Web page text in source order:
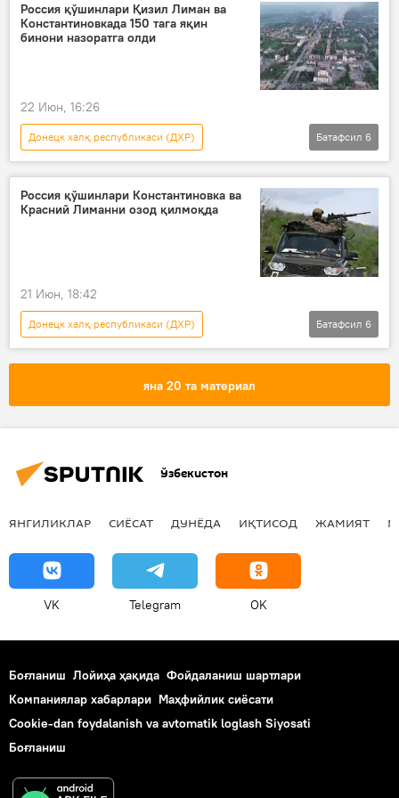
Дунё янгиликлари
Дунёда
Украина
Россия Мудофаа вазирлиги
Россия қўшинлари Қизил Лиман ва
Константиновкада 150 тага яқин
бинони назоратга олди
22 Июн, 16:26
Донецк халқ республикаси (ДХР)
Россиянинг Донбассдаги махсус ҳарбий операцияси
Россия Мудофаа вазирлиги
Украина
Дунё янгиликлари
Дунёда
Батафсил 6
Россия қўшинлари Константиновка ва
Красний Лиманни озод қилмоқда
21 Июн, 18:42
Донецк халқ республикаси (ДХР)
Россиянинг Донбассдаги махсус ҳарбий операцияси
Луганск халқ республикаси (ЛХР)
Запорожье вилояти
Батафсил 6
яна 20 та материал
Ўзбекистон
ЯНГИЛИКЛАР СИЁСАТ ДУНЁДА ИҚТИСОД ЖАМИЯТ
VK Telegram OK
Боғланиш Лойиҳа ҳақида Фойдаланиш шартлари
Компаниялар хабарлари Маҳфийлик сиёсати
Cookie-dan foydalanish va avtomatik loglash Siyosati
Боғланиш